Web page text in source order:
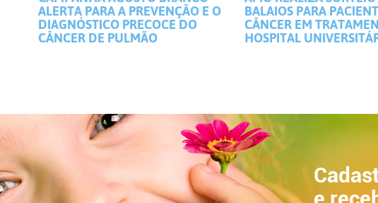
ALERTA PARA A PREVENÇÃO E O
DIAGNÓSTICO PRECOCE DO
CÂNCER DE PULMÃO
BALAIOS PARA
CÂNCER EM
HOSPITAL